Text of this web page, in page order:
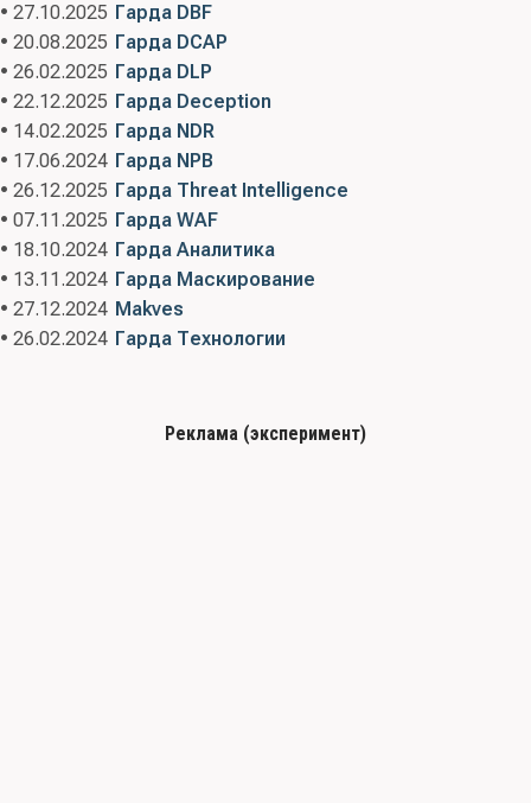
• 27.10.2025 Гарда DBF
• 20.08.2025 Гарда DCAP
• 26.02.2025 Гарда DLP
• 22.12.2025 Гарда Deception
• 14.02.2025 Гарда NDR
• 17.06.2024 Гарда NPB
• 26.12.2025 Гарда Threat Intelligence
• 07.11.2025 Гарда WAF
• 18.10.2024 Гарда Аналитика
• 13.11.2024 Гарда Маскирование
• 27.12.2024 Makves
• 26.02.2024 Гарда Технологии
Реклама (эксперимент)